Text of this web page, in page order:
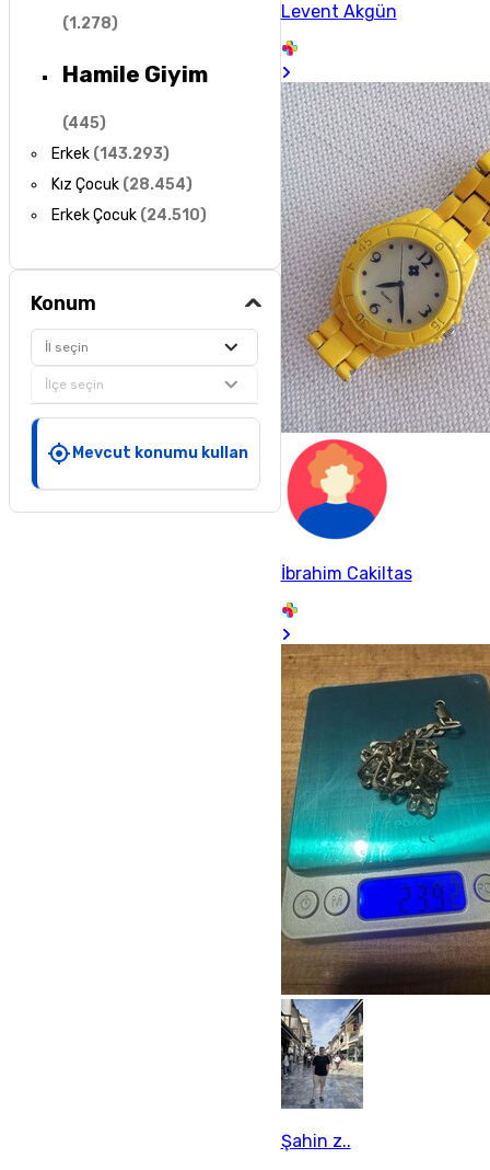
(1.278)
Hamile Giyim
(445)
Erkek (143.293)
Kız Çocuk (28.454)
Erkek Çocuk (24.510)
Konum
İl seçin
İlçe seçin
Mevcut konumu kullan
Levent Akgün
İbrahim Cakiltas
Şahin z..